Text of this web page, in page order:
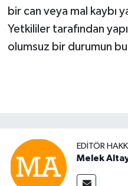
bir can veya mal kaybı
Yetkililer tarafından
olumsuz bir durumun
EDITÖR
Melek